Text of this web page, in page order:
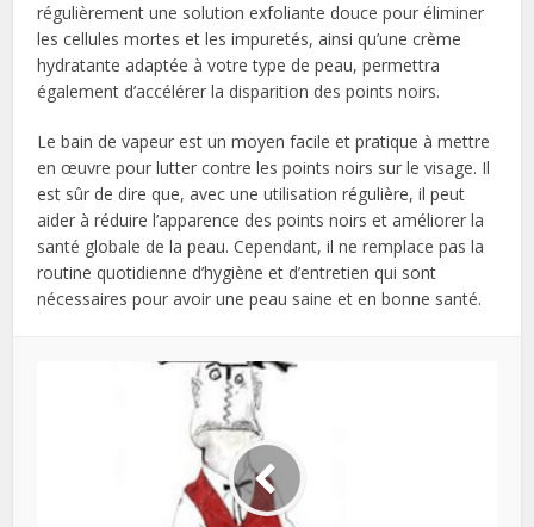
régulièrement une solution exfoliante douce pour éliminer
les cellules mortes et les impuretés, ainsi qu’une crème
hydratante adaptée à votre type de peau, permettra
également d’accélérer la disparition des points noirs.
Le bain de vapeur est un moyen facile et pratique à mettre
en œuvre pour lutter contre les points noirs sur le visage. Il
est sûr de dire que, avec une utilisation régulière, il peut
aider à réduire l’apparence des points noirs et améliorer la
santé globale de la peau. Cependant, il ne remplace pas la
routine quotidienne d’hygiène et d’entretien qui sont
nécessaires pour avoir une peau saine et en bonne santé.